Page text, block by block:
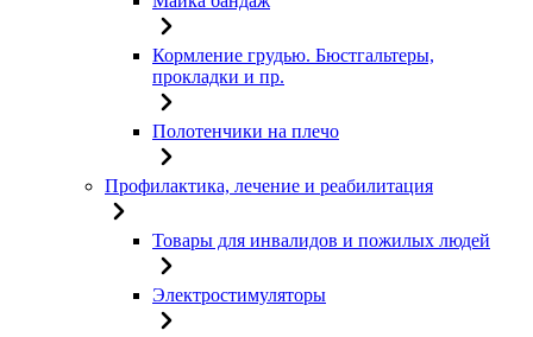
Кормление грудью. Бюстгальтеры,
прокладки и пр.
Полотенчики на плечо
Профилактика, лечение и реабилитация
Товары для инвалидов и пожилых людей
Электростимуляторы